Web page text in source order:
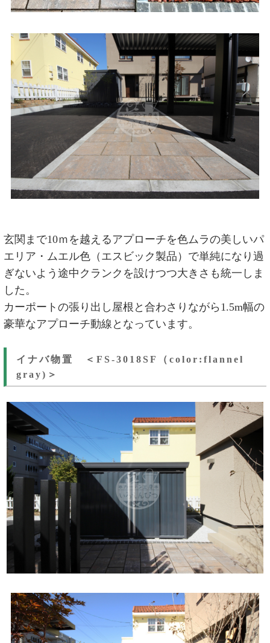
玄関まで10ｍを越えるアプローチを色ムラの美しいパ
エリア・ムエル色（エスビック製品）で単純になり過
ぎないよう途中クランクを設けつつ大きさも統一しま
した。
カーポートの張り出し屋根と合わさりながら1.5m幅の
豪華なアプローチ動線となっています。
イナバ物置 ＜FS-3018SF（color:flannel
gray)＞